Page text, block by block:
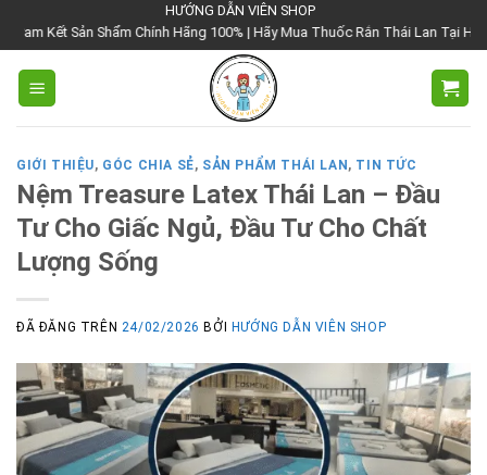
đến
nội
dung
HƯỚNG DẪN VIÊN SHOP
Sản Shẩm Chính Hãng 100% | Hãy Mua Thuốc Rắn Thái Lan Tại Hướng Dẫn
GIỚI THIỆU, GÓC CHIA SẺ, SẢN PHẨM THÁI LAN , TIN TỨC
Nệm Treasure Latex Thái Lan – Đầu
Tư Cho Giấc Ngủ, Đầu Tư Cho Chất
Lượng Sống
ĐÃ ĐĂNG TRÊN 24/02/2026 BỞI HƯỚNG DẪN VIÊN SHOP